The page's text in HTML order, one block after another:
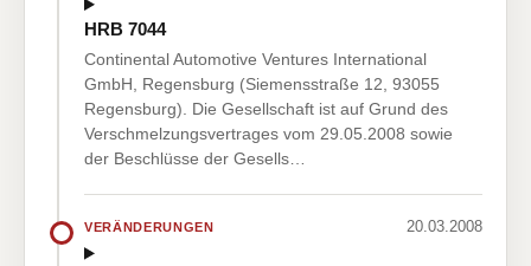
HRB 7044
Continental Automotive Ventures International
GmbH, Regensburg (Siemensstraße 12, 93055
Regensburg). Die Gesellschaft ist auf Grund des
Verschmelzungsvertrages vom 29.05.2008 sowie
der Beschlüsse der Gesells…
VERÄNDERUNGEN 20.03.2008